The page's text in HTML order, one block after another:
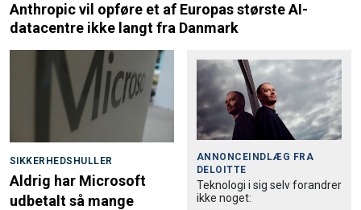
Anthropic vil opføre et af Europas største AI-
datacentre ikke langt fra Danmark
SIKKERHEDSHULLER
Aldrig har Microsoft
udbetalt så mange
ANNONCEINDLÆG FRA
DELOITTE
Teknologi i sig selv forandrer
ikke noget: